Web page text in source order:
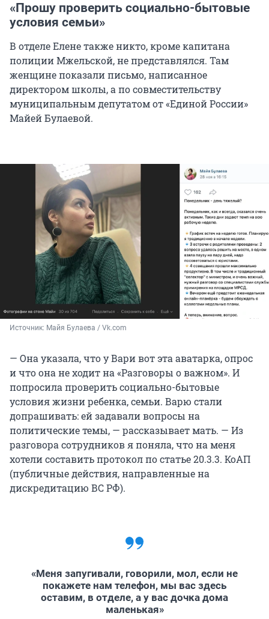
«Прошу проверить социально-бытовые
условия семьи»
В отделе Елене также никто, кроме капитана
полиции Мжельской, не представлялся. Там
женщине показали письмо, написанное
директором школы, а по совместительству
муниципальным депутатом от «Единой России»
Майей Булаевой.
Источник: Майя Булаева / Vk.com
— Она указала, что у Вари вот эта аватарка, опрос
и что она не ходит на «Разговоры о важном». И
попросила проверить социально-бытовые
условия жизни ребенка, семьи. Варю стали
допрашивать: ей задавали вопросы на
политические темы, — рассказывает мать. — Из
разговора сотрудников я поняла, что на меня
хотели составить протокол по статье 20.3.3. КоАП
(публичные действия, направленные на
дискредитацию ВС РФ).
«Меня запугивали, говорили, мол, если не
покажете нам телефон, мы вас здесь
оставим, в отделе, а у вас дочка дома
маленькая»